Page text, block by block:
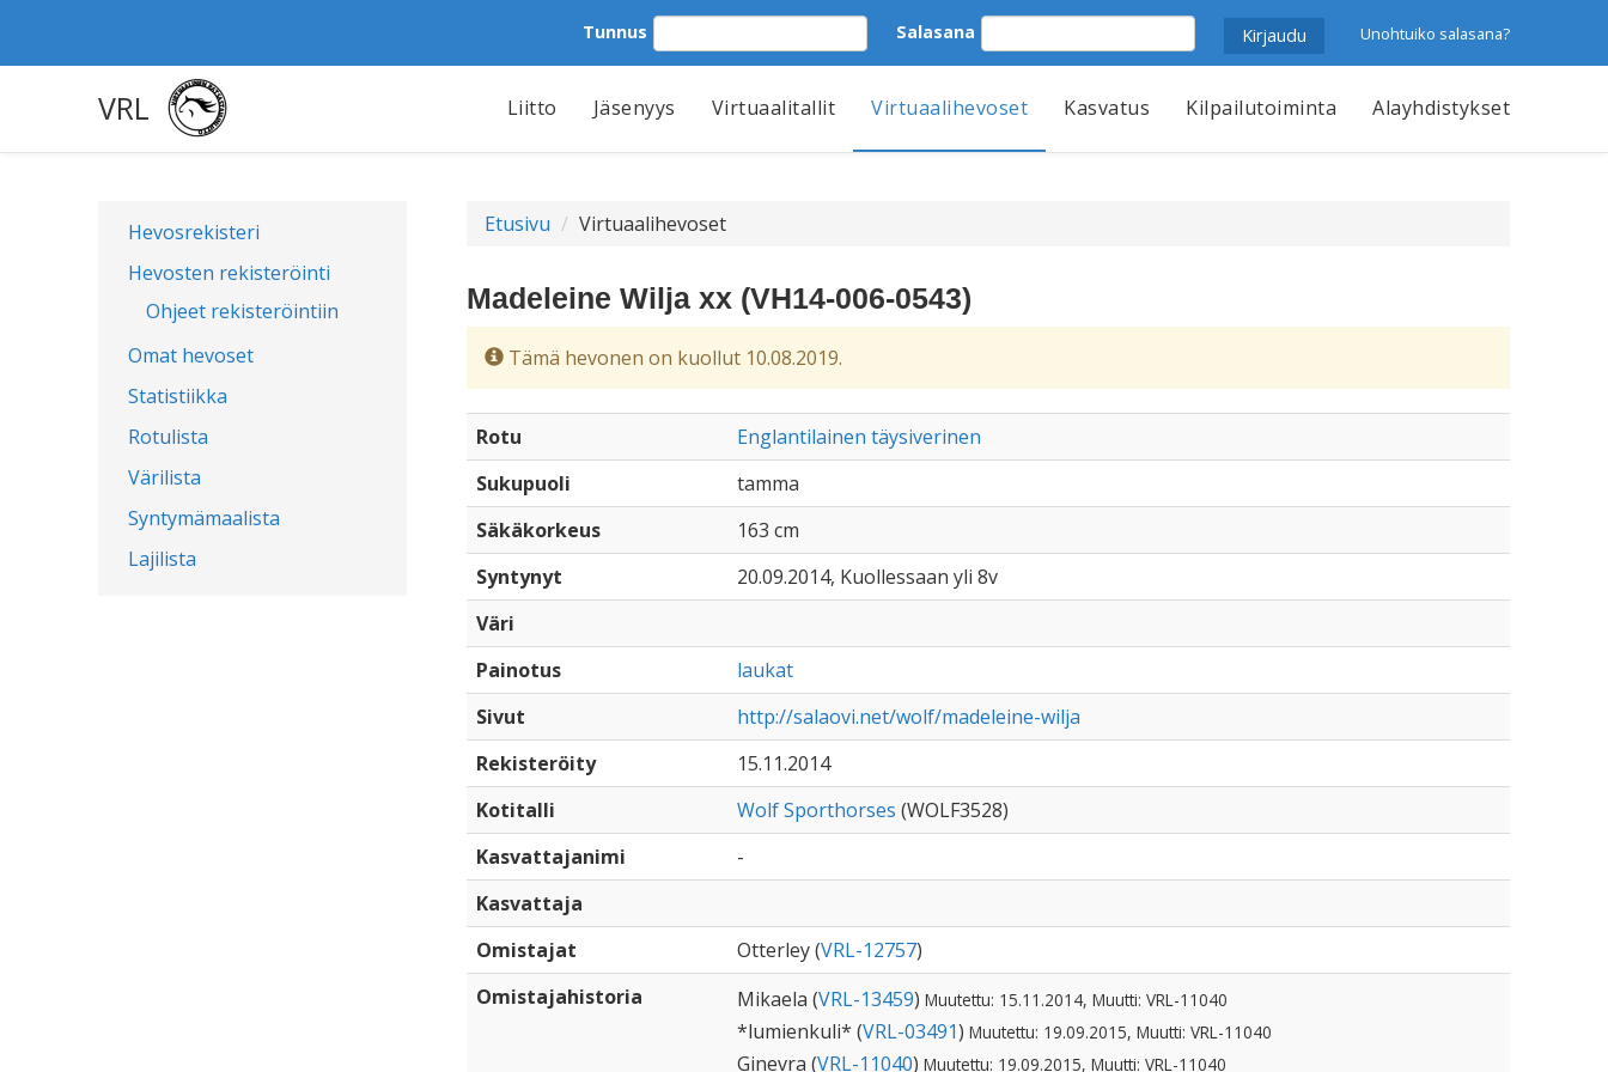
Tunnus Salasana Unohtuiko salasana?
VRL Liitto Jäsenyys Virtuaalitallit Virtuaalihevoset Kasvatus Kilpailutoiminta Alayhdistykset
Hevosrekisteri
Hevosten rekisteröinti
Ohjeet rekisteröintiin
Omat hevoset
Statistiikka
Rotulista
Värilista
Syntymämaalista
Lajilista
Etusivu Virtuaalihevoset
Madeleine Wilja xx (VH14-006-0543)
Tämä hevonen on kuollut 10.08.2019.
Rotu
Englantilainen täysiverinen
Sukupuoli
tamma
Säkäkorkeus
163 cm
Syntynyt
20.09.2014, Kuollessaan yli 8v
Väri
Painotus
laukat
Sivut
http://salaovi.net/wolf/madeleine-wilja
Rekisteröity
15.11.2014
Kotitalli
Wolf Sporthorses (WOLF3528)
Kasvattajanimi
-
Kasvattaja
Omistajat
Otterley (VRL-12757)
Omistajahistoria
Mikaela (VRL-13459) Muutettu: 15.11.2014, Muutti: VRL-11040
*lumienkuli* (VRL-03491) Muutettu: 19.09.2015, Muutti: VRL-11040
Ginevra (VRL-11040) Muutettu: 19.09.2015, Muutti: VRL-11040